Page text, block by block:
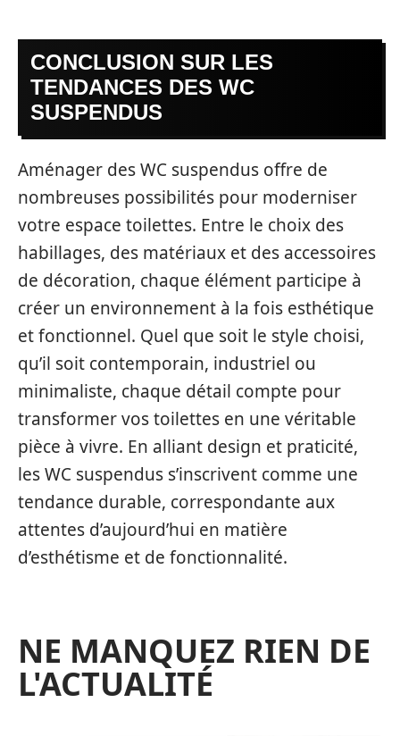
CONCLUSION SUR LES
TENDANCES DES WC
SUSPENDUS
Aménager des WC suspendus offre de
nombreuses possibilités pour moderniser
votre espace toilettes. Entre le choix des
habillages, des matériaux et des accessoires
de décoration, chaque élément participe à
créer un environnement à la fois esthétique
et fonctionnel. Quel que soit le style choisi,
qu’il soit contemporain, industriel ou
minimaliste, chaque détail compte pour
transformer vos toilettes en une véritable
pièce à vivre. En alliant design et praticité,
les WC suspendus s’inscrivent comme une
tendance durable, correspondante aux
attentes d’aujourd’hui en matière
d’esthétisme et de fonctionnalité.
NE MANQUEZ RIEN DE
L'ACTUALITÉ